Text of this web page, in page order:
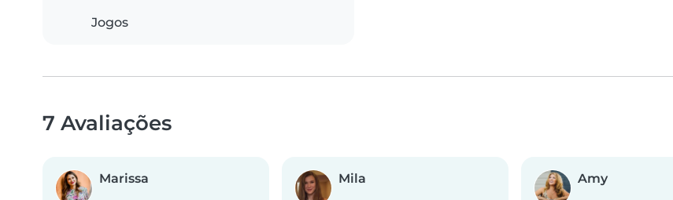
Jogos
7 Avaliações
Marissa Mila Amy